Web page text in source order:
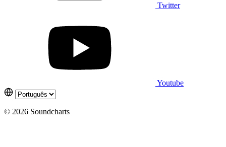
Twitter
Youtube
© 2026 Soundcharts